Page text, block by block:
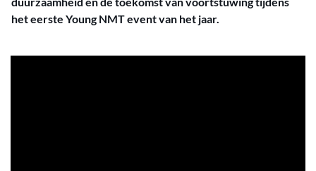
het eerste Young NMT event van het jaar.